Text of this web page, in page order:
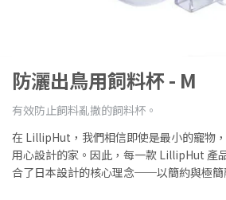
防灑出鳥用飼料杯 - M
有效防止飼料亂撒的飼料杯。
在 LillipHut，我們相信即使是最小的寵物
用心設計的家。因此，每一款 LillipHut 產
合了日本設計的核心理念──以簡約與極簡